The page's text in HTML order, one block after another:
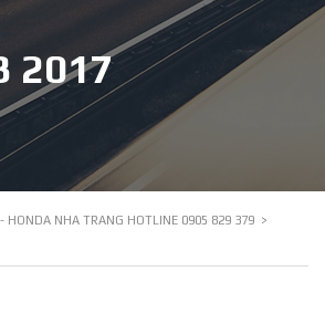
2017
HONDA NHA TRANG HOTLINE 0905 829 379 >